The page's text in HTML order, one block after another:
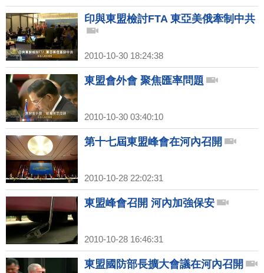
印與東盟檢討FTA 東亞美俄牽制中共
2010-10-30 18:24:38
東盟會外會 聚焦匯率問題
2010-10-30 03:40:10
第十七屆東盟峰會在河內召開
2010-10-28 22:02:31
東盟峰會召開 河內加強保安
2010-10-28 16:46:31
東盟國防部長擴大會議在河內召開